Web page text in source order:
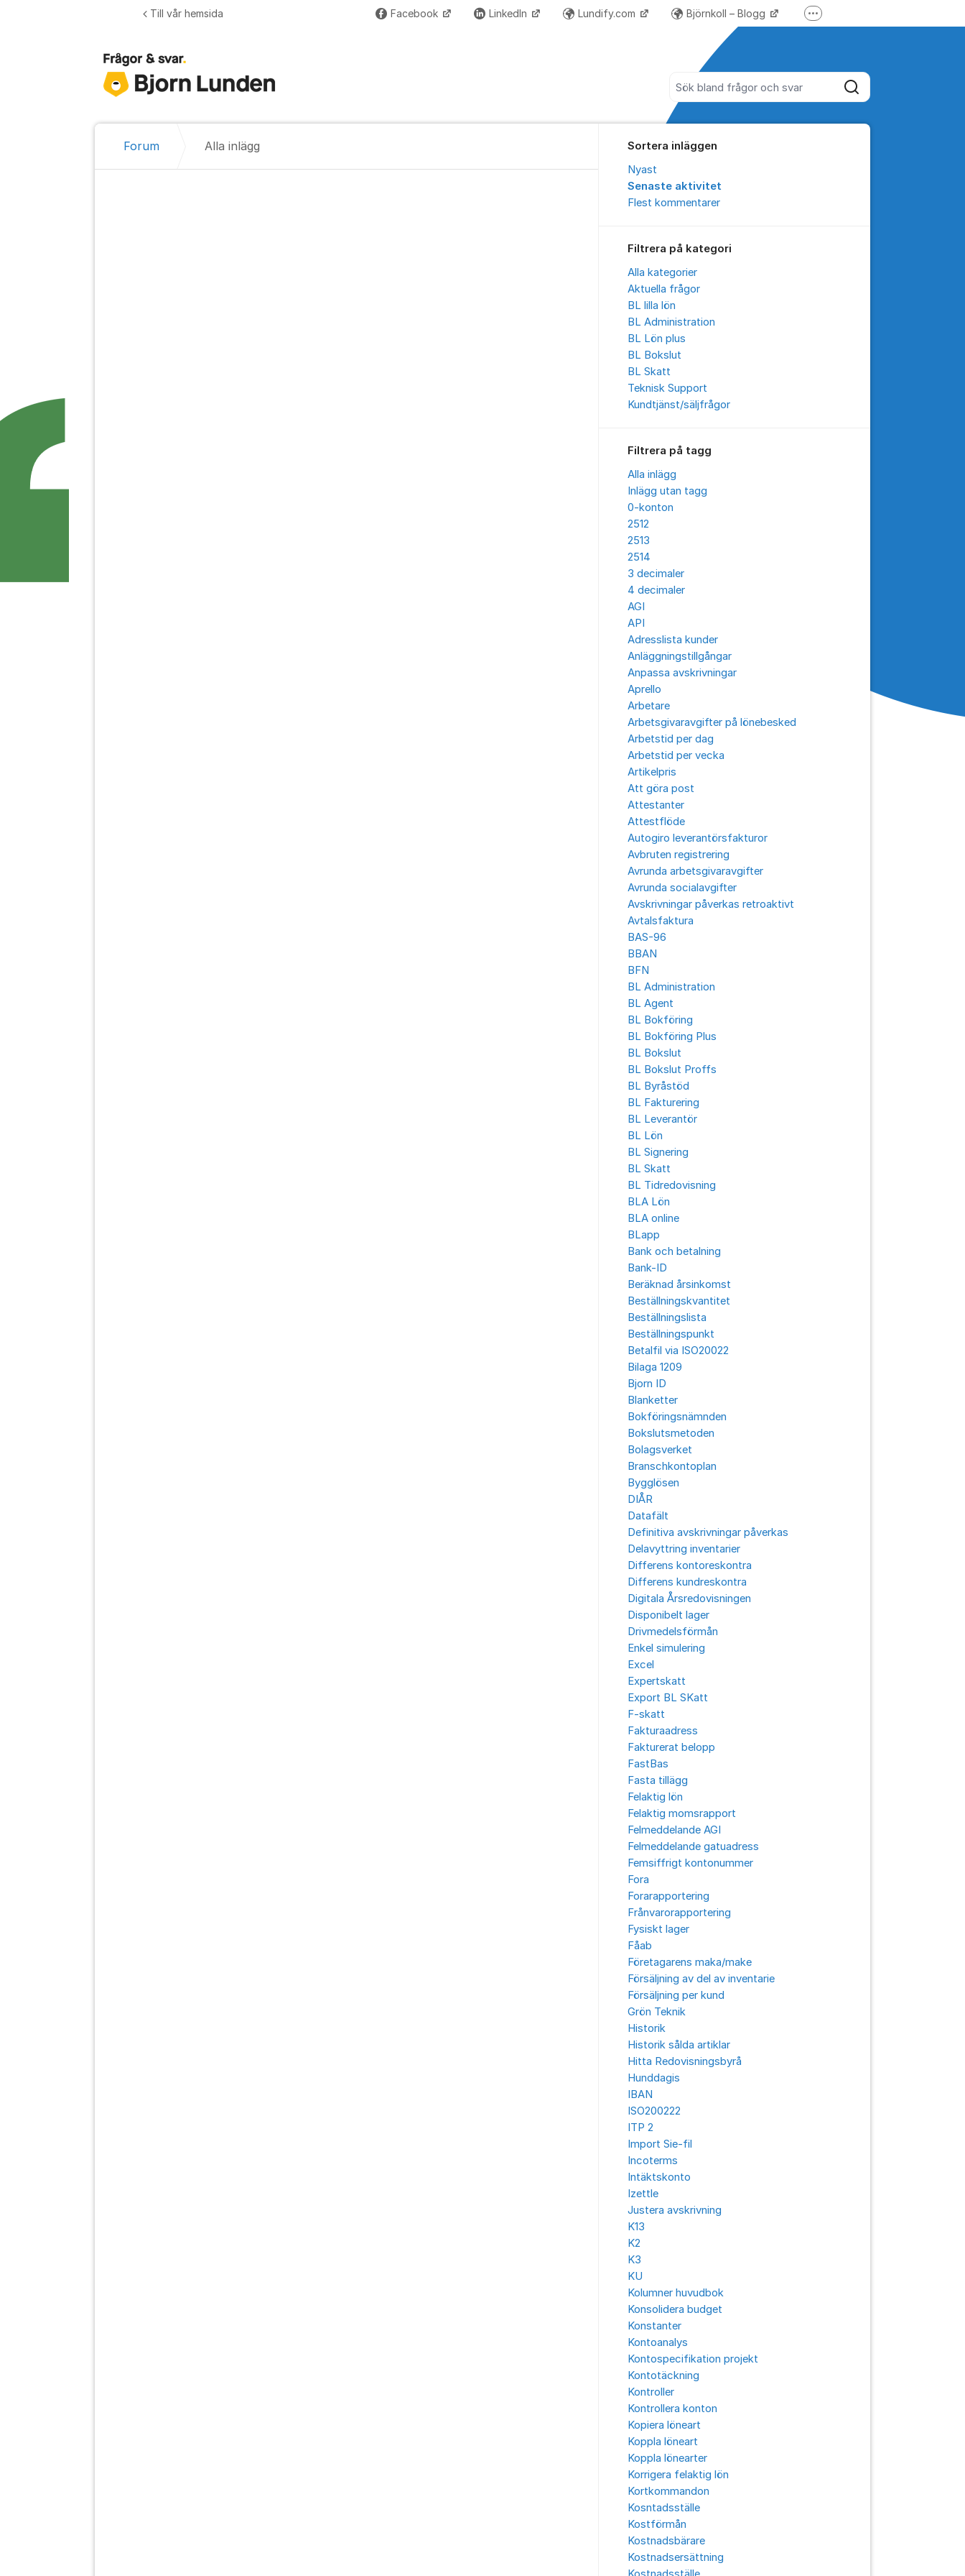
Sök bland alla inlägg
Sök
Till vår hemsida Facebook LinkedIn Lundify.com Björnkoll – Blogg Fler supportlänkar
Forum Alla inlägg
Sortera inläggen
Nyast
Senaste aktivitet
Flest kommentarer
Filtrera på kategori
Alla kategorier
Aktuella frågor
BL lilla lön
BL Administration
BL Lön plus
BL Bokslut
BL Skatt
Teknisk Support
Kundtjänst/säljfrågor
Filtrera på tagg
Alla inlägg
Inlägg utan tagg
0-konton
2512
2513
2514
3 decimaler
4 decimaler
AGI
API
Adresslista kunder
Anläggningstillgångar
Anpassa avskrivningar
Aprello
Arbetare
Arbetsgivaravgifter på lönebesked
Arbetstid per dag
Arbetstid per vecka
Artikelpris
Att göra post
Attestanter
Attestflöde
Autogiro leverantörsfakturor
Avbruten registrering
Avrunda arbetsgivaravgifter
Avrunda socialavgifter
Avskrivningar påverkas retroaktivt
Avtalsfaktura
BAS-96
BBAN
BFN
BL Administration
BL Agent
BL Bokföring
BL Bokföring Plus
BL Bokslut
BL Bokslut Proffs
BL Byråstöd
BL Fakturering
BL Leverantör
BL Lön
BL Signering
BL Skatt
BL Tidredovisning
BLA Lön
BLA online
BLapp
Bank och betalning
Bank-ID
Beräknad årsinkomst
Beställningskvantitet
Beställningslista
Beställningspunkt
Betalfil via ISO20022
Bilaga 1209
Bjorn ID
Blanketter
Bokföringsnämnden
Bokslutsmetoden
Bolagsverket
Branschkontoplan
Bygglösen
DIÅR
Datafält
Definitiva avskrivningar påverkas
Delavyttring inventarier
Differens kontoreskontra
Differens kundreskontra
Digitala Årsredovisningen
Disponibelt lager
Drivmedelsförmån
Enkel simulering
Excel
Expertskatt
Export BL SKatt
F-skatt
Fakturaadress
Fakturerat belopp
FastBas
Fasta tillägg
Felaktig lön
Felaktig momsrapport
Felmeddelande AGI
Felmeddelande gatuadress
Femsiffrigt kontonummer
Fora
Forarapportering
Frånvarorapportering
Fysiskt lager
Fåab
Företagarens maka/make
Försäljning av del av inventarie
Försäljning per kund
Grön Teknik
Historik
Historik sålda artiklar
Hitta Redovisningsbyrå
Hunddagis
IBAN
ISO200222
ITP 2
Import Sie-fil
Incoterms
Intäktskonto
Izettle
Justera avskrivning
K13
K2
K3
KU
Kolumner huvudbok
Konsolidera budget
Konstanter
Kontoanalys
Kontospecifikation projekt
Kontotäckning
Kontroller
Kontrollera konton
Kopiera löneart
Koppla löneart
Koppla lönearter
Korrigera felaktig lön
Kortkommandon
Kosntadsställe
Kostförmån
Kostnadsbärare
Kostnadsersättning